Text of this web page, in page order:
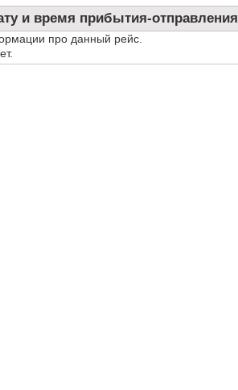
и время прибытия-отправления
про данный рейс.